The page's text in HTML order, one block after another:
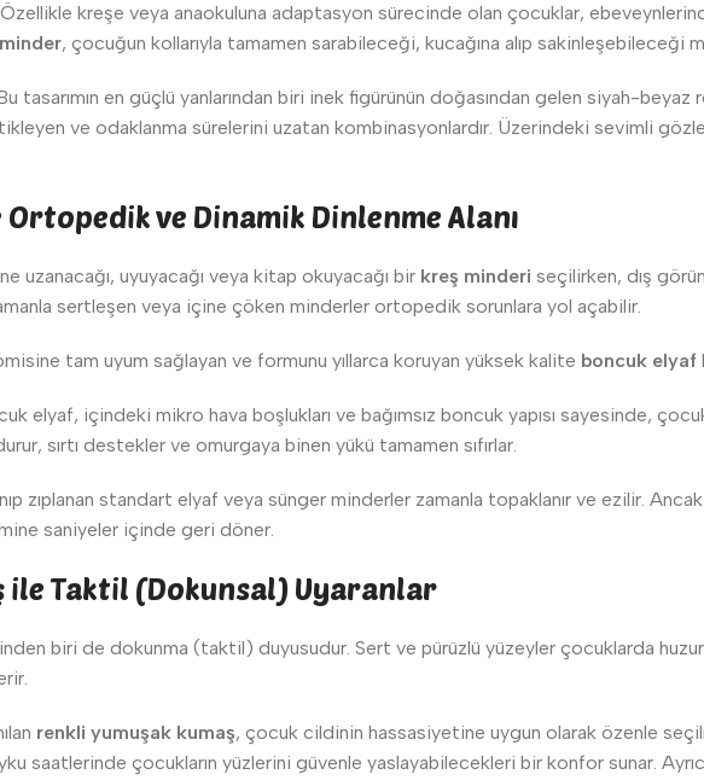
Özellikle kreşe veya anaokuluna adaptasyon sürecinde olan çocuklar,
, çocuğun kollarıyla tamamen sarabileceği, kucağına alıp
tasarımın en güçlü yanlarından biri inek figürünün doğasından gelen siyah-
ve odaklanma sürelerini uzatan kombinasyonlardır. Üzerindeki sevimli
ve Dinamik Dinlenme Alanı
uzanacağı, uyuyacağı veya kitap okuyacağı bir kreş minderi seçilirken, dış
sertleşen veya içine çöken minderler ortopedik sorunlara yol açabilir.
tam uyum sağlayan ve formunu yıllarca koruyan yüksek kalite boncuk elyaf
elyaf, içindeki mikro hava boşlukları ve bağımsız boncuk yapısı sayesinde,
sırtı destekler ve omurgaya binen yükü tamamen sıfırlar.
zıplanan standart elyaf veya sünger minderler zamanla topaklanır ve ezilir.
saniyeler içinde geri döner.
ile Taktil (Dokunsal) Uyaranlar
biri de dokunma (taktil) duyusudur. Sert ve pürüzlü yüzeyler çocuklarda
renkli yumuşak kumaş, çocuk cildinin hassasiyetine uygun olarak özenle
saatlerinde çocukların yüzlerini güvenle yaslayabilecekleri bir konfor sunar.